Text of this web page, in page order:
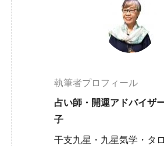
執筆者プロフィール
占い師・開運アドバイザ
子
干支九星・九星気学・タ